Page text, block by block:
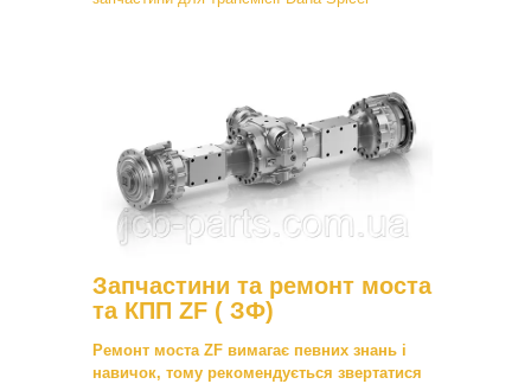
Запчастини та ремонт моста
та КПП ZF ( ЗФ)
Ремонт моста ZF вимагає певних знань і
навичок, тому рекомендується звертатися